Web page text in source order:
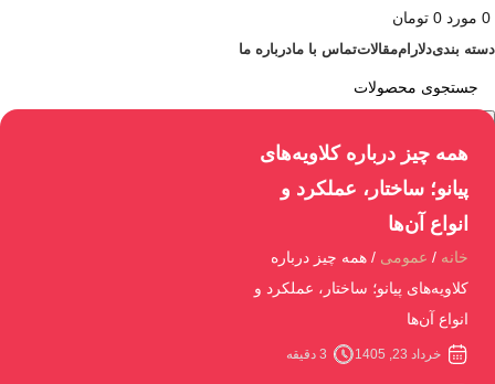
0 مورد 0 تومان
دسته بندیدلاراممقالاتتماس با مادرباره ما
همه چیز درباره کلاویه‌های
پیانو؛ ساختار، عملکرد و
انواع آن‌ها
خانه عمومی
همه چیز درباره
کلاویه‌های پیانو؛ ساختار، عملکرد و
انواع آن‌ها
خرداد 23, 1405 3 دقیقه